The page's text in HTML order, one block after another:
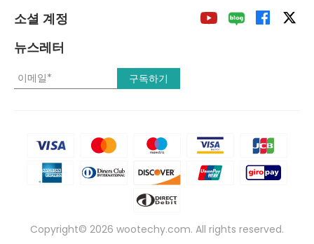
소셜 계정
뉴스레터
Copyright© 2026 wootechy.com. All rights reserved.